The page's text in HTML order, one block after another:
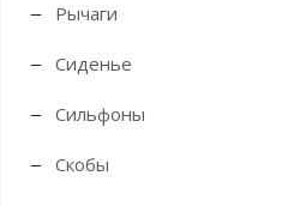
Рычаги
Сиденье
Сильфоны
Скобы